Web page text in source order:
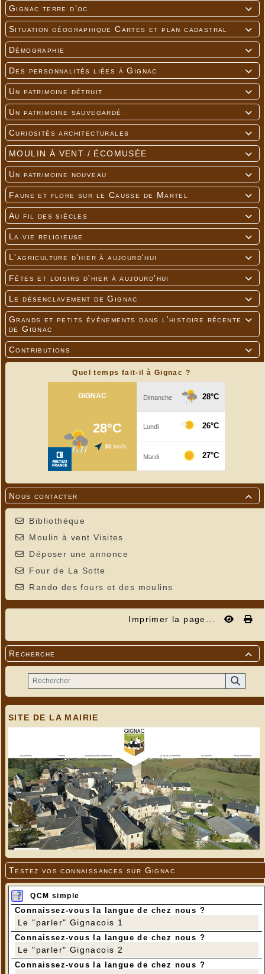

Gignac terre d'oc

Situation géographique Cartes et plan cadastral

Démographie

Des personnalités liées à Gignac

Un patrimoine détruit

Un patrimoine sauvegardé

Curiosités architecturales

MOULIN À VENT / ÉCOMUSÉE

Un patrimoine nouveau

Faune et flore sur le Causse de Martel

Au fil des siècles

La vie religieuse

L'agriculture d'hier à aujourd'hui

Fêtes et loisirs d'hier à aujourd'hui

Le désenclavement de Gignac

Grands et petits événements dans l'histoire récente
de Gignac

Contributions
Quel temps fait-il à Gignac ?

Nous contacter
Bibliothèque
Moulin à vent Visites
Déposer une annonce
Four de La Sotte
Rando des fours et des moulins
Imprimer la page...

Recherche
SITE DE LA MAIRIE
Testez vos connaissances sur Gignac
QCM simple
Connaissez-vous la langue de chez nous ?
Le "parler" Gignacois 1
Connaissez-vous la langue de chez nous ?
Le "parler" Gignacois 2
Connaissez-vous la langue de chez nous ?